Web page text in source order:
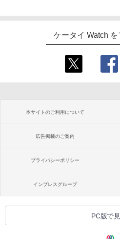
ケータイ Watch
本サイトのご利用について
広告掲載のご案内
プライバシーポリシー
インプレスグループ
PC版で